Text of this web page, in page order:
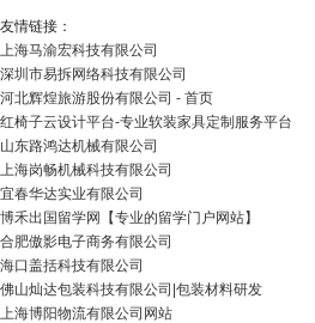
友情链接：
上海马渝宏科技有限公司
深圳市易拆网络科技有限公司
河北辉煌旅游股份有限公司 - 首页
红椅子云设计平台-专业软装家具定制服务平台
山东路鸿达机械有限公司
上海岗畅机械科技有限公司
宜春华达实业有限公司
博禾出国留学网【专业的留学门户网站】
合肥傲影电子商务有限公司
海口盖括科技有限公司
佛山灿达包装科技有限公司|包装材料研发
上海博阳物流有限公司网站